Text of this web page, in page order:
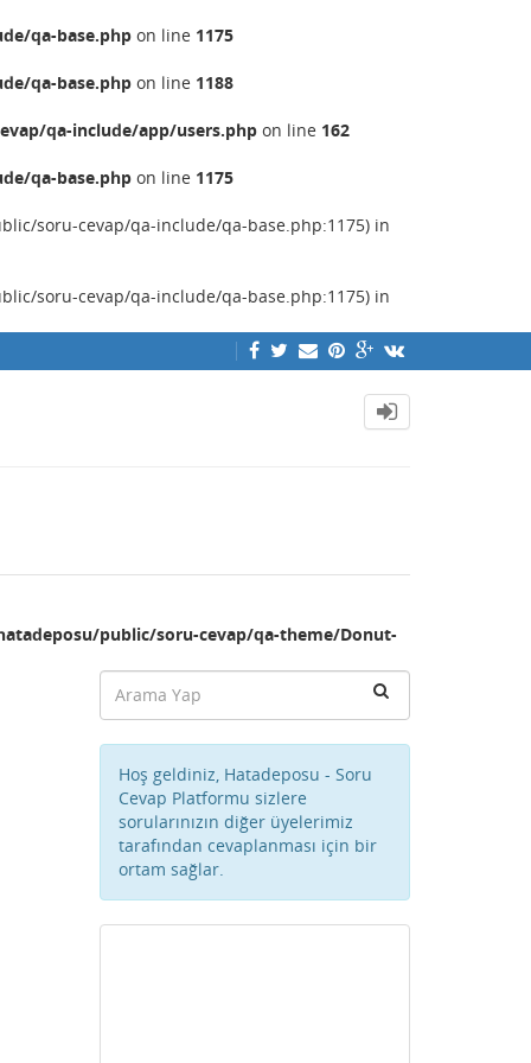
qa-base.php on line 1175
qa-base.php on line 1188
qa-include/app/users.php on line 162
qa-base.php on line 1175
soru-cevap/qa-include/qa-base.php:1175) in
soru-cevap/qa-include/qa-base.php:1175) in
public/soru-cevap/qa-theme/Donut-
Hoş geldiniz, Hatadeposu - Soru
Cevap Platformu sizlere
sorularınızın diğer üyelerimiz
tarafından cevaplanması için bir
ortam sağlar.